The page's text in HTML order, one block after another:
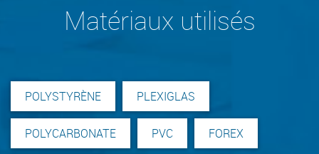
Matériaux utilisés
POLYSTYRÈNE PLEXIGLAS
POLYCARBONATE PVC FOREX